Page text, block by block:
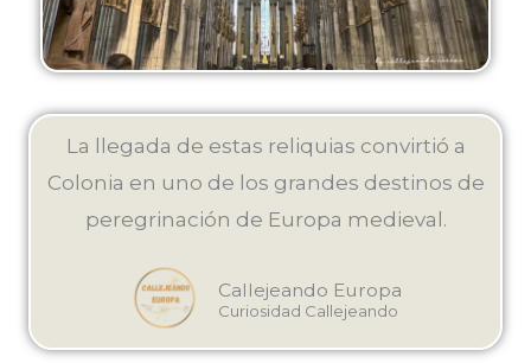
La llegada de estas reliquias convirtió a
Colonia en uno de los grandes destinos de
peregrinación de Europa medieval.
Callejeando Europa
Curiosidad Callejeando